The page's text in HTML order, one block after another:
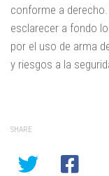
conforme a
esclarecer a fondo
por el uso de arma
y riesgos a la
SHARE